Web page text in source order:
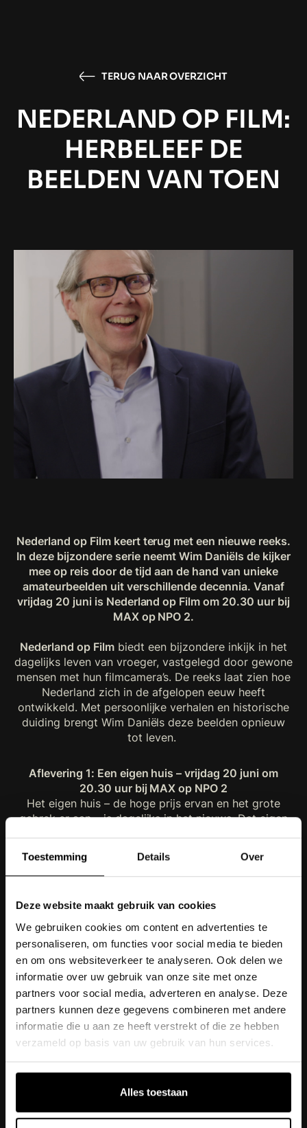
Toestemming Details Over
Deze website maakt gebruik van cookies
We gebruiken cookies om content en advertenties te
personaliseren, om functies voor social media te bieden
en om ons websiteverkeer te analyseren. Ook delen we
informatie over uw gebruik van onze site met onze
partners voor social media, adverteren en analyse. Deze
partners kunnen deze gegevens combineren met andere
informatie die u aan ze heeft verstrekt of die ze hebben
verzameld op basis van uw gebruik van hun services.
Alles toestaan
TERUG NAAR OVERZICHT
NEDERLAND OP FILM:
HERBELEEF DE
BEELDEN VAN TOEN
Nederland op Film keert terug met een nieuwe reeks.
In deze bijzondere serie neemt Wim Daniëls de kijker
mee op reis door de tijd aan de hand van unieke
amateurbeelden uit verschillende decennia. Vanaf
vrijdag 20 juni is Nederland op Film om 20.30 uur bij
MAX op NPO 2.
Nederland op Film biedt een bijzondere inkijk in het
dagelijks leven van vroeger, vastgelegd door gewone
mensen met hun filmcamera’s. De reeks laat zien hoe
Nederland zich in de afgelopen eeuw heeft
ontwikkeld. Met persoonlijke verhalen en historische
duiding brengt Wim Daniëls deze beelden opnieuw
tot leven.
Aflevering 1: Een eigen huis – vrijdag 20 juni om
20.30 uur bij MAX op NPO 2
Het eigen huis – de hoge prijs ervan en het grote
gebrek er aan – is dagelijks in het nieuws. Dat eigen
dat? Was het een koop- of huurhuis? Een douche was
zeker nog niet standaard in de jaren 60 en voor de
Hoe richtten we ons huis in en hoe veranderde dat in
de tijd? Al die ontwikkelingen zijn zichtbaar op de
films die gewone Nederlanders met een filmcamera
maakten in hun eigen omgeving. We richten de
schijnwerpers op het meest Nederlandse huis dat er
is: de doorzonwoning. En de wooncrisis van vandaag
blijkt bepaald niet de eerste in de geschiedenis van
ons land. Keer op keer werd Nederland
geconfronteerd met een tekort aan betaalbare,
kwalitatief goede woningen. Deze aflevering zit vol
bijzonder filmmateriaal, bijvoorbeeld van de
totstandkoming van een arbeiderswijk in de jaren 30
in Alkmaar, beelden van Drentse plaggenhutten en
oorlog. En onontkomelijk: het oranje-bruin van de